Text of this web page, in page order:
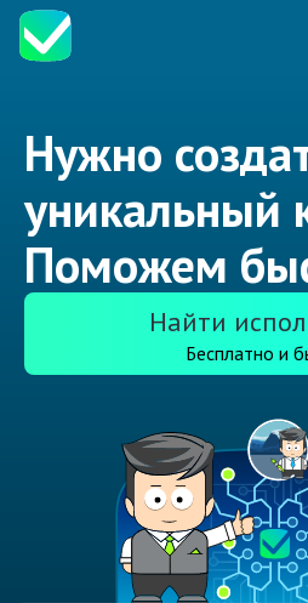
Нужно
уникальный
Поможем
Найти
Бесплатно и